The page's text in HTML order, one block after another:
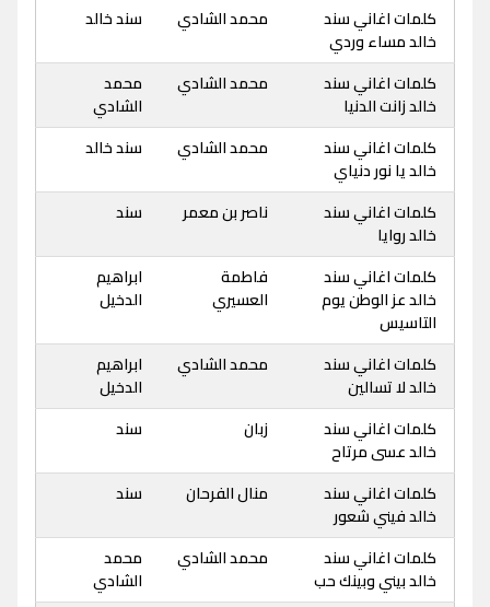
كلمات اغاني سند
خالد مساء وردي
محمد الشادي سند خالد
كلمات اغاني سند
خالد زانت الدنيا
محمد الشادي
محمد
الشادي
كلمات اغاني سند
خالد يا نور دنياي
محمد الشادي سند خالد
كلمات اغاني سند
خالد روايا
ناصر بن معمر سند
كلمات اغاني سند
خالد عز الوطن يوم
التاسيس
فاطمة
العسيري
ابراهيم
الدخيل
كلمات اغاني سند
خالد لا تسالين
محمد الشادي
ابراهيم
الدخيل
كلمات اغاني سند
خالد عسى مرتاح
زبان سند
كلمات اغاني سند
خالد فيني شعور
منال الفرحان سند
كلمات اغاني سند
خالد بيني وبينك حب
محمد الشادي
محمد
الشادي